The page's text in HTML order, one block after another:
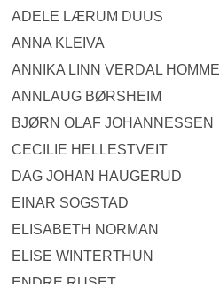
ADELE LÆRUM DUUS
ANNA KLEIVA
ANNIKA LINN VERDAL HOMME
ANNLAUG BØRSHEIM
BJØRN OLAF JOHANNESSEN
CECILIE HELLESTVEIT
DAG JOHAN HAUGERUD
EINAR SOGSTAD
ELISABETH NORMAN
ELISE WINTERTHUN